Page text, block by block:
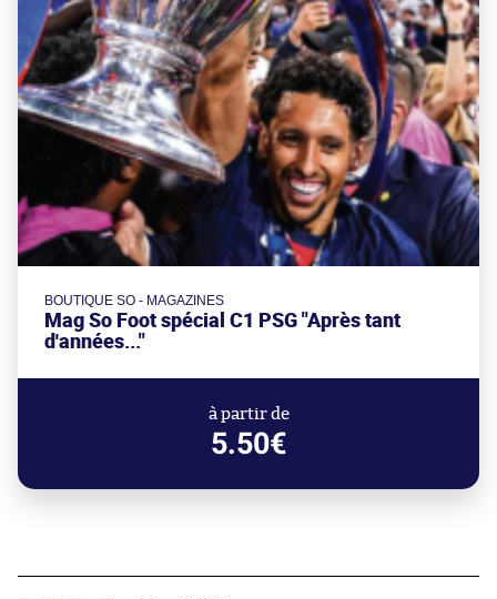
BOUTIQUE SO - MAGAZINES
Mag So Foot spécial C1 PSG "Après tant
d'années..."
à partir de
5.50€